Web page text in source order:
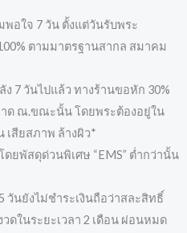
อใจ 7 วัน ตั้งแต่วันรับพระ
ตามมาตรฐานสากล สมาคม
7 วันไปแล้ว ทางร้านขอหัก 30%
ด ณ.ขณะนั้น โดยพระต้องอยู่ใน
เสียสภาพ ล้างผิว*
ดยพัสดุด่วนพิเศษ “EMS” ต่ำกว่านั้น
วันยังไม่ชำระเงินถือว่าสละสิทธิ์
ดในระยะเวลา 2 เดือน ผ่อนหมด